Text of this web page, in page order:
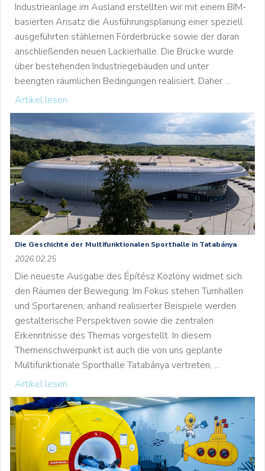
Industrieanlage im Ausland erstellten wir mit einem BIM-
basierten Ansatz die Ausführungsplanung einer speziell
ausgeführten stählernen Förderbrücke sowie der daran
anschließenden neuen Lackierhalle. Die Brücke wurde
über bestehenden Industriegebäuden und unter
beengten räumlichen Bedingungen realisiert. Daher ...
Artikel lesen
Die Geschichte der Multifunktionalen Sporthalle in Tatabánya
2026.02.25
Die neueste Ausgabe des Építész Közlöny widmet sich
den Räumen der Bewegung: Im Fokus stehen Turnhallen
und Sportarenen; anhand realisierter Beispiele werden
gestalterische Perspektiven sowie die zentralen
Erkenntnisse des Themas vorgestellt. In diesem
Themenschwerpunkt ist auch die von uns geplante
Multifunktionale Sporthalle Tatabánya vertreten, ...
Artikel lesen